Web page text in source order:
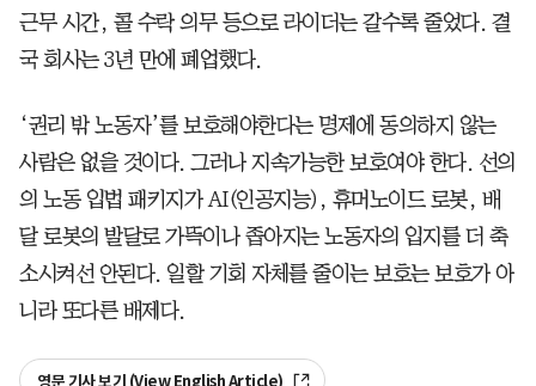
근무 시간, 콜 수락 의무 등으로 라이더는 갈수록 줄었다. 결
국 회사는 3년 만에 폐업했다.
‘권리 밖 노동자’를 보호해야한다는 명제에 동의하지 않는
사람은 없을 것이다. 그러나 지속가능한 보호여야 한다. 선의
의 노동 입법 패키지가 AI(인공지능), 휴머노이드 로봇, 배
달 로봇의 발달로 가뜩이나 좁아지는 노동자의 입지를 더 축
소시켜선 안된다. 일할 기회 자체를 줄이는 보호는 보호가 아
니라 또다른 배제다.
영문 기사 보기 (View English Article)